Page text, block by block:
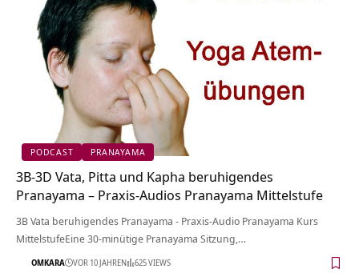
PODCAST PRANAYAMA
3B-3D Vata, Pitta und Kapha beruhigendes
Pranayama – Praxis-Audios Pranayama Mittelstufe
3B Vata beruhigendes Pranayama - Praxis-Audio Pranayama Kurs
MittelstufeEine 30-minütige Pranayama Sitzung,…
OMKARA VOR 10 JAHREN 625 VIEWS